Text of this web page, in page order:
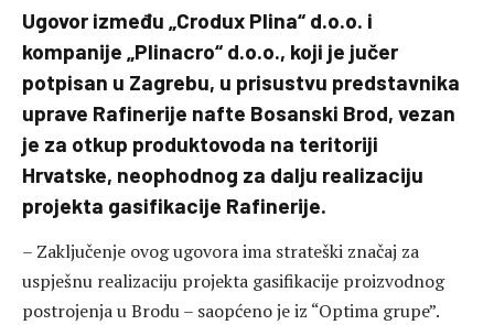
Ugovor između „Crodux Plina“ d.o.o. i
kompanije „Plinacro“ d.o.o., koji je jučer
potpisan u Zagrebu, u prisustvu predstavnika
uprave Rafinerije nafte Bosanski Brod, vezan
je za otkup produktovoda na teritoriji
Hrvatske, neophodnog za dalju realizaciju
projekta gasifikacije Rafinerije.
– Zaključenje ovog ugovora ima strateški značaj za
uspješnu realizaciju projekta gasifikacije proizvodnog
postrojenja u Brodu – saopćeno je iz “Optima grupe”.